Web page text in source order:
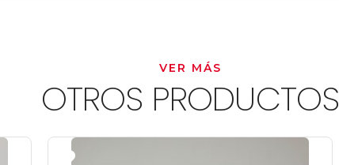
VER MÁS
OTROS PRODUCTOS